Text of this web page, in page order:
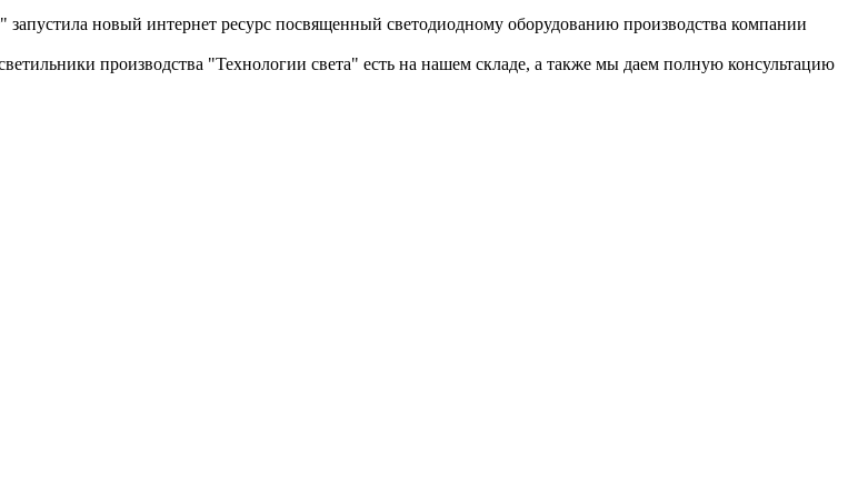
новый интернет ресурс посвященный светодиодному оборудованию производства компании
производства "Технологии света" есть на нашем складе, а также мы даем полную консультацию